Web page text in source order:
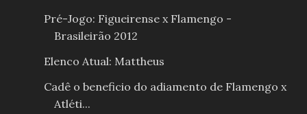
Pré-Jogo: Figueirense x Flamengo -
Brasileirão 2012
Elenco Atual: Mattheus
Cadê o beneficio do adiamento de Flamengo x
Atléti...